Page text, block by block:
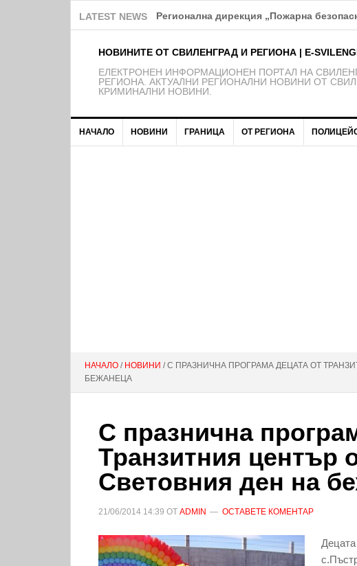
LATEST NEWS Регионална дирекция „Пожарна
НОВИНИТЕ ОТ СВИЛЕНГРАД И РЕГИОНА | E-
EЛЕКТРОНЕН ИНФОРМАЦИОНЕН ПОРТАЛ НА
РЕГИОНА. АКТУАЛНИ РЕГИОНАЛНИ НОВИНИ ОТ
КРИМИНАЛНИ НОВИНИ.
НАЧАЛО НОВИНИ ГРАНИЦА ОТ РЕГИОНА
НАЧАЛО / НОВИНИ / С ПРАЗНИЧНА ПРОГРАМА ДЕЦАТА ОТ
БЕЖАНЕЦА
С празнична
Транзитния център
Световния ден на
21/06/2014 14:39 ОТ ADMIN ОСТАВЕТЕ КОМЕНТАР